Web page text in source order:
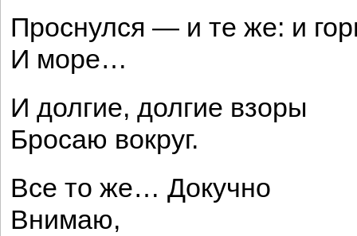
Проснулся — и те же: и
И море…
И долгие, долгие взоры
Бросаю вокруг.
Все то же… Докучно
Внимаю,